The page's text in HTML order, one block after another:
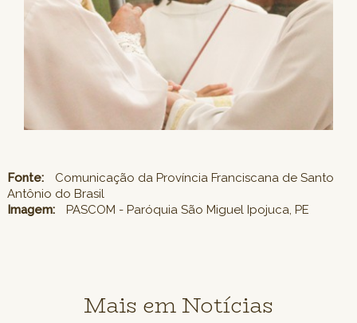
Fonte:
Comunicação da Província Franciscana de Santo
Antônio do Brasil
Imagem:
PASCOM - Paróquia São Miguel Ipojuca, PE
Mais em Notícias